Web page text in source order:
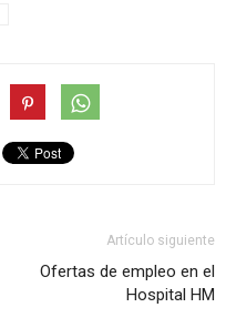
Artículo siguiente
Ofertas de empleo en el
Hospital HM